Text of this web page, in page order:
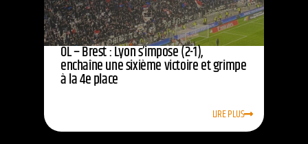
OL – Brest : Lyon s’impose (2-1),
enchaîne une sixième victoire et grimpe
à la 4e place
LIRE PLUS